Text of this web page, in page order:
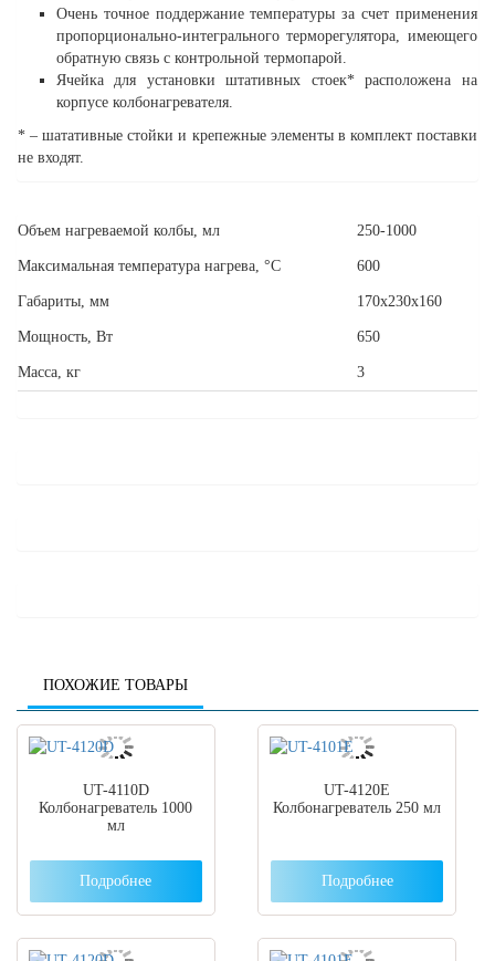
Очень точное поддержание температуры за счет применения
пропорционально-интегрального терморегулятора, имеющего
обратную связь с контрольной термопарой.
Ячейка для установки штативных стоек* расположена на
корпусе колбонагревателя.
* – шатативные стойки и крепежные элементы в комплект поставки
не входят.
Объем нагреваемой колбы, мл 250-1000
Максимальная температура нагрева, °С 600
Габариты, мм 170х230х160
Мощность, Вт 650
Масса, кг 3
ПОХОЖИЕ ТОВАРЫ
UT-4110D
Колбонагреватель 1000
мл
Подробнее
UT-4120E
Колбонагреватель 250 мл
Подробнее